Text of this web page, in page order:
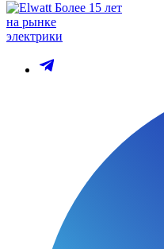
Более 15 лет
на рынке
электрики